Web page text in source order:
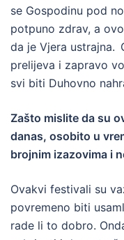
se Gospodinu pod
potpuno zdrav, a
da je Vjera ustrajna.
prelijeva i zapravo
svi biti Duhovno
Zašto mislite da su
danas, osobito u
brojnim izazovima i
Ovakvi festivali su
povremeno biti
rade li to dobro.